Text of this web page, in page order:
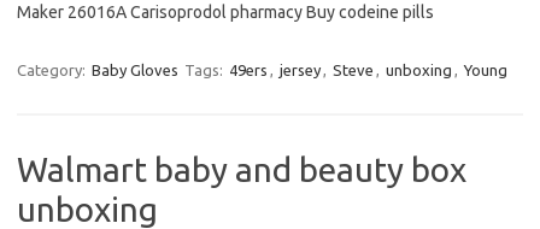
Maker 26016A Carisoprodol pharmacy Buy codeine pills
Category: Baby Gloves Tags: 49ers , jersey, Steve , unboxing , Young
Walmart baby and beauty box
unboxing